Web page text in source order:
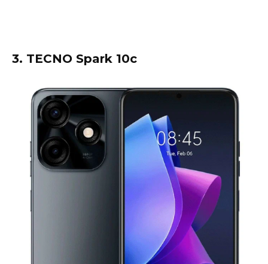
3. TECNO Spark 10c